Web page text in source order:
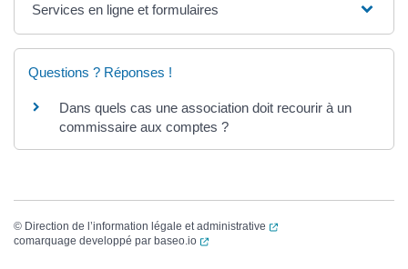
Services en ligne et formulaires
Questions ? Réponses !
Dans quels cas une association doit recourir à un
commissaire aux comptes ?
© Direction de l’information légale et administrative
(ouverture dans un
comarquage developpé par baseo.io (ouverture dans un nouvel onglet)